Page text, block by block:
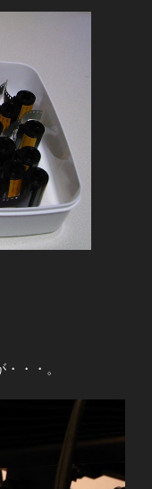
・・。